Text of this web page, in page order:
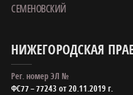
СЕМЕНОВСКИЙ
НИЖЕГОРОДСКАЯ
Рег. номер ЭЛ №
ФС77 – 77243 от 20.11.2019 г.